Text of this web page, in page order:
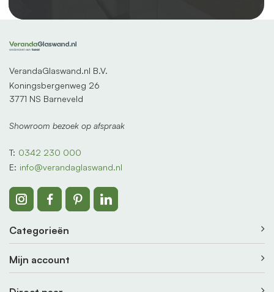
VerandaGlaswand.nl B.V.
Koningsbergenweg 26
3771 NS Barneveld
Showroom bezoek op afspraak
T: 0342 230 000
E: info@verandaglaswand.nl
Categorieën
Mijn account